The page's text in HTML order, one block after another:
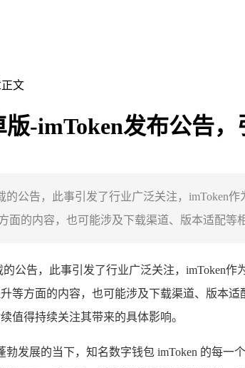
文
-imToken发布公告
的公告，此事引发了行业广泛关注，imToken
面的内容，也可能涉及下载渠道、版本适配等
公告，此事引发了行业广泛关注，imToken
等方面的内容，也可能涉及下载渠道、版本
值得持续关注其带来的具体影响。
发展的当下，知名数字钱包 imToken 的每